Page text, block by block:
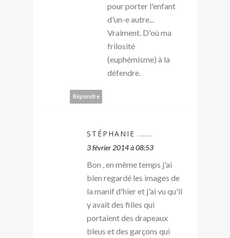
pour porter l'enfant
d'un-e autre...
Vraiment. D'où ma
frilosité
(euphémisme) à la
défendre.
Répondre
STÉPHANIE ......
3 février 2014 à 08:53
Bon , en même temps j'ai
bien regardé les images de
la manif d'hier et j'ai vu qu'il
y avait des filles qui
portaient des drapeaux
bleus et des garçons qui